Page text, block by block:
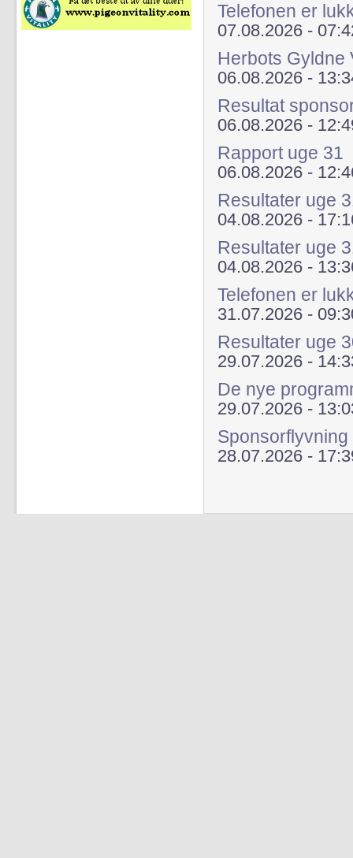
Telefonen er
07.08.2026 -
Herbots Gyldne
06.08.2026 -
Resultat
06.08.2026 -
Rapport uge 31
06.08.2026 -
Resultater uge
04.08.2026 -
Resultater uge
04.08.2026 -
Telefonen er
31.07.2026 -
Resultater uge
29.07.2026 -
De nye
29.07.2026 -
28.07.2026 -